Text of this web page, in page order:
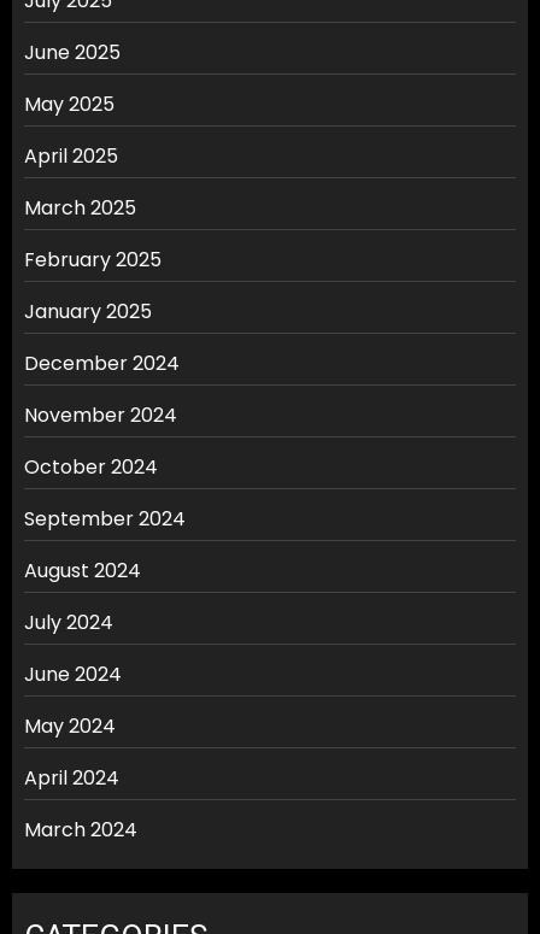
June 2025
May 2025
April 2025
March 2025
February 2025
January 2025
December 2024
November 2024
October 2024
September 2024
August 2024
July 2024
June 2024
May 2024
April 2024
March 2024